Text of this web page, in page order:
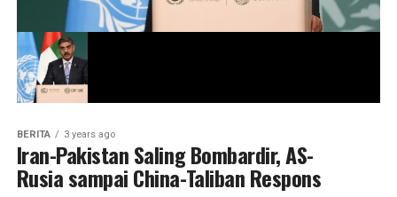
BERITA 3 years ago
Iran-Pakistan Saling Bombardir, AS-
Rusia sampai China-Taliban Respons